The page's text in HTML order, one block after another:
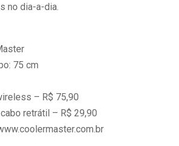
no dia-a-dia.
75 cm
– R$ 75,90
retrátil – R$ 29,90